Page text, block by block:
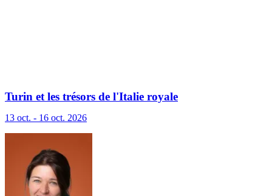
Turin et les trésors de l'Italie royale
13 oct. - 16 oct. 2026